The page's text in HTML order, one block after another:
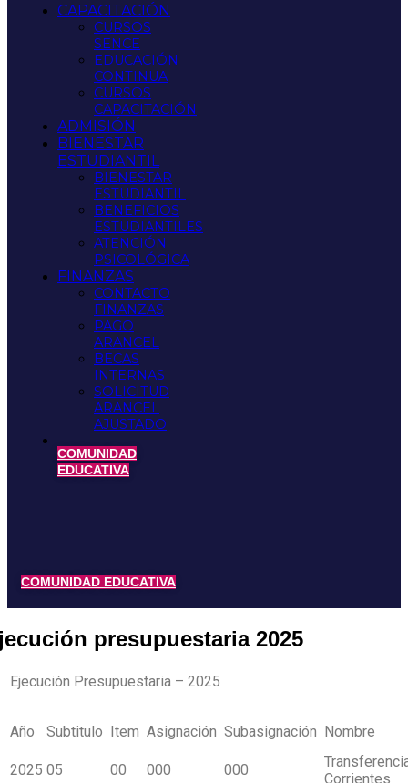
CAPACITACIÓN
CURSOS
SENCE
EDUCACIÓN
CONTINUA
CURSOS
CAPACITACIÓN
ADMISIÓN
BIENESTAR
ESTUDIANTIL
BIENESTAR
ESTUDIANTIL
BENEFICIOS
ESTUDIANTILES
ATENCIÓN
PSICOLÓGICA
FINANZAS
CONTACTO
FINANZAS
PAGO
ARANCEL
BECAS
INTERNAS
SOLICITUD
ARANCEL
AJUSTADO
COMUNIDAD
EDUCATIVA
COMUNIDAD EDUCATIVA
presupuestaria 2025
Ejecución Presupuestaria – 2025
Año Subtitulo Item Asignación Subasignación Nombre
2025 05 00 000 000
Corrientes